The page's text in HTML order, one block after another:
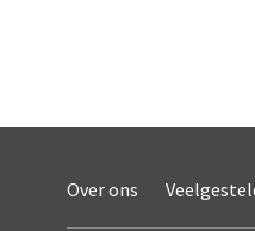
Over ons